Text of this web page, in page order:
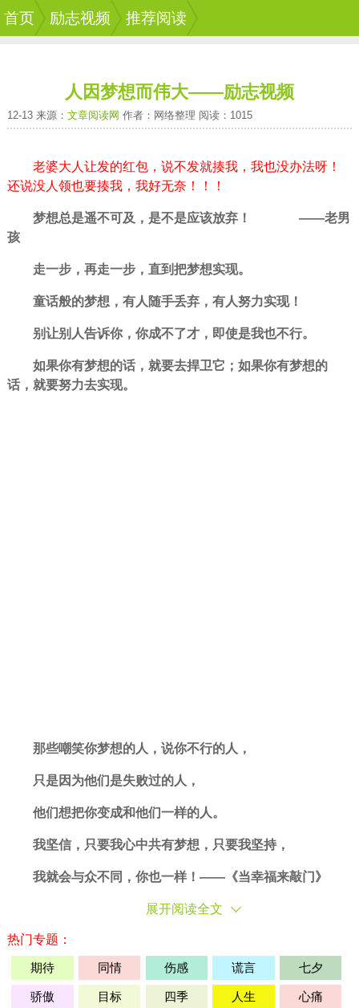
首页 励志视频 推荐阅读
人因梦想而伟大――励志视频
12-13 来源： 文章阅读网 作者：网络整理 阅读：1015
老婆大人让发的红包，说不发就揍我，我也没办法呀！
还说没人领也要揍我，我好无奈！！！
梦想总是遥不可及，是不是应该放弃！ ——老男
孩
走一步，再走一步，直到把梦想实现。
童话般的梦想，有人随手丢弃，有人努力实现！
别让别人告诉你，你成不了才，即使是我也不行。
如果你有梦想的话，就要去捍卫它；如果你有梦想的
话，就要努力去实现。
那些嘲笑你梦想的人，说你不行的人，
只是因为他们是失败过的人，
他们想把你变成和他们一样的人。
我坚信，只要我心中共有梦想，只要我坚持，
我就会与众不同，你也一样！ ——《当幸福来敲门》
展开阅读全文
热门专题：
期待 同情 伤感 谎言 七夕
骄傲 目标 四季 人生 心痛